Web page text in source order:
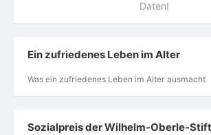
Daten!
Ein zufriedenes Leben im Alter
Was ein zufriedenes Leben im Alter ausmacht
Sozialpreis der Wilhelm-Oberle-